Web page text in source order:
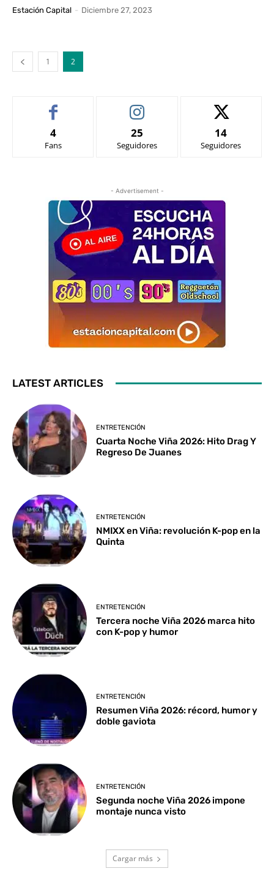
Estación Capital - Diciembre 27, 2023
1 2
4
Fans
25
Seguidores
14
Seguidores
- Advertisement -
LATEST ARTICLES
ENTRETENCIÓN
Cuarta Noche Viña 2026: Hito Drag Y
Regreso De Juanes
ENTRETENCIÓN
NMIXX en Viña: revolución K-pop en la
Quinta
ENTRETENCIÓN
Tercera noche Viña 2026 marca hito
con K-pop y humor
ENTRETENCIÓN
Resumen Viña 2026: récord, humor y
doble gaviota
ENTRETENCIÓN
Segunda noche Viña 2026 impone
montaje nunca visto
Cargar más